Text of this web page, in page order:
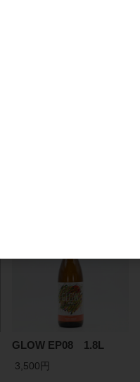
GLOW EP08 1.8L
3,500円